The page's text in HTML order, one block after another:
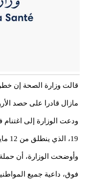
مازال قادرا على حصد
ودعت الوزارة إلى
19، الذي ينطلق من 12 مايو الجاري وحتى 18 من نفس الشهر.
فوق، داعية جميع